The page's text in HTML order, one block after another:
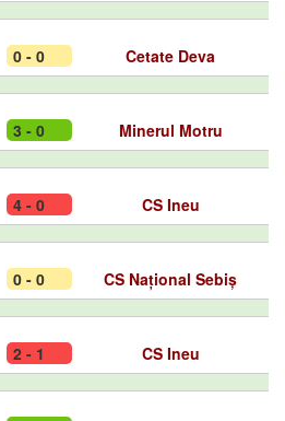
0 - 0 Cetate Deva
3 - 0 Minerul Motru
4 - 0 CS Ineu
0 - 0 CS Național Sebiș
2 - 1 CS Ineu